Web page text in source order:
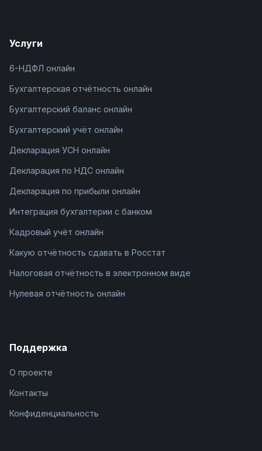
Услуги
6-НДФЛ онлайн
Бухгалтерская отчётность онлайн
Бухгалтерский баланс онлайн
Бухгалтерский учёт онлайн
Декларация УСН онлайн
Декларация по НДС онлайн
Декларация по прибыли онлайн
Интеграция бухгалтерии с банком
Кадровый учёт онлайн
Какую отчётность сдавать в Росстат
Налоговая отчётность в электронном виде
Нулевая отчётность онлайн
Поддержка
О проекте
Контакты
Конфиденциальность